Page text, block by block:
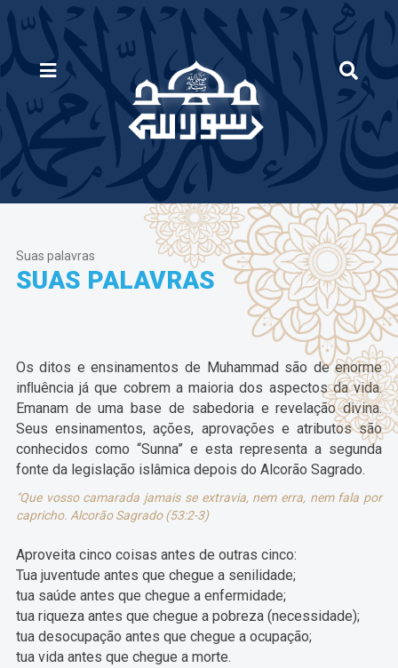
Suas palavras
SUAS PALAVRAS
Os ditos e ensinamentos de Muhammad são de enorme
inﬂuência já que cobrem a maioria dos aspectos da vida.
Emanam de uma base de sabedoria e revelação divina.
Seus ensinamentos, ações, aprovações e atributos são
conhecidos como “Sunna” e esta representa a segunda
fonte da legislação islâmica depois do Alcorão Sagrado.
"Que vosso camarada jamais se extravia, nem erra, nem fala por
capricho. Alcorão Sagrado (53:2-3)
Aproveita cinco coisas antes de outras cinco:
Tua juventude antes que chegue a senilidade;
tua saúde antes que chegue a enfermidade;
tua riqueza antes que chegue a pobreza (necessidade);
tua desocupação antes que chegue a ocupação;
tua vida antes que chegue a morte.